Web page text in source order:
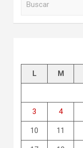
L M
3 4
10 11